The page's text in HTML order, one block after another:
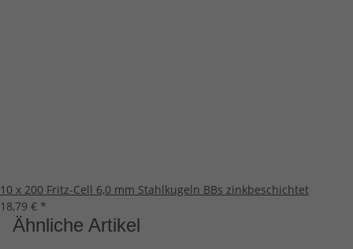
10 x 200 Fritz-Cell 6,0 mm Stahlkugeln BBs zinkbeschichtet
18,79 € *
Ähnliche Artikel